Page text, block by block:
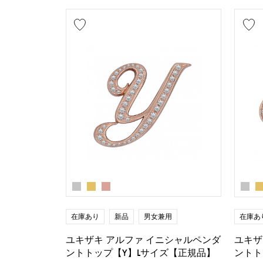
在庫あり 新品 男女兼用
ユキザキ アルファ イニシャルペンダ
ントトップ【Y】Lサイズ【正規品】
在庫あ
ユキ
ント